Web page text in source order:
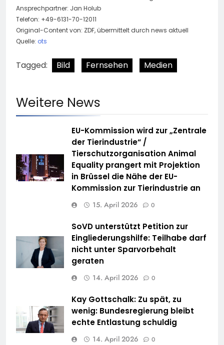
Ansprechpartner: Jan Holub
Telefon: +49-6131-70-12011
Original-Content von: ZDF, übermittelt durch news aktuell
Quelle: ots
Tagged: Bild Fernsehen Medien
Weitere News
EU-Kommission wird zur „Zentrale
der Tierindustrie“ /
Tierschutzorganisation Animal
Equality prangert mit Projektion
in Brüssel die Nähe der EU-
Kommission zur Tierindustrie an
15. April 2026 0
SoVD unterstützt Petition zur
Eingliederungshilfe: Teilhabe darf
nicht unter Sparvorbehalt
geraten
14. April 2026 0
Kay Gottschalk: Zu spät, zu
wenig: Bundesregierung bleibt
echte Entlastung schuldig
14. April 2026 0